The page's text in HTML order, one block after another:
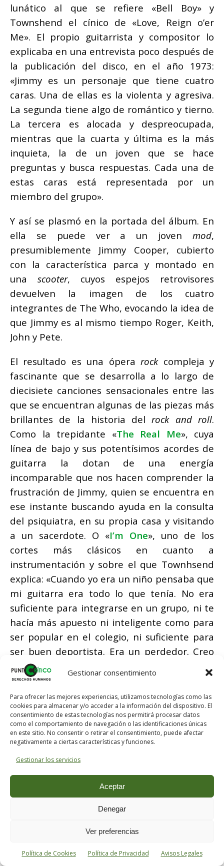
Gestionar consentimiento
Para ofrecer las mejores experiencias, utilizamos tecnologías como las
cookies para almacenar y/o acceder a la información del dispositivo. El
consentimiento de estas tecnologías nos permitirá procesar datos
como el comportamiento de navegación o las identificaciones únicas
en este sitio. No consentir o retirar el consentimiento, puede afectar
negativamente a ciertas características y funciones.
Gestionar los servicios
Aceptar
Denegar
Ver preferencias
Política de Cookies Política de Privacidad Avisos Legales
lunático al que se refiere «Bell Boy» y
Townshend el cínico de «Love, Reign o’er
Me». El propio guitarrista y compositor lo
explicaba en una entrevista poco después de
la publicación del disco, en el año 1973:
«Jimmy es un personaje que tiene cuatro
caras. Una de ellas es la violenta y agresiva.
La segunda tiene algo de romántico y tierno.
La tercera es alocada y despreocupada,
mientras que la cuarta y última es la más
inquieta, la de un joven que se hace
preguntas y busca respuestas. Cada una de
estas caras está representada por un
miembro del grupo».
Y así se plasmó en la portada del álbum. En
ella se puede ver a un joven mod,
presumiblemente Jimmy Cooper, cubierto
con la característica parca y montado en
una scooter, cuyos espejos retrovisores
devuelven la imagen de los cuatro
integrantes de The Who, evocando la idea de
que Jimmy es al mismo tiempo Roger, Keith,
John y Pete.
El resultado es una óperarock compleja y
fascinante que se desarrolla a lo largo de
diecisiete canciones sensacionales entre las
que se encuentran algunas de las piezas más
brillantes de la historia delrock and roll.
Como la trepidante «The Real Me», cuya
línea de bajo y sus potentísimos acordes de
guitarra la dotan de una energía
incomparable que nos hacen comprender la
frustración de Jimmy, quien se encuentra en
ese instante buscando ayuda en la consulta
del psiquiatra, en su propia casa y visitando
a un sacerdote. O «I’m One», uno de los
cortes más clásicos en cuanto a
instrumentación y sobre el que Townhsend
explica: «Cuando yo era un niño pensaba que
mi guitarra era todo lo que tenía. No era
suficiente para integrarse en un grupo, ni te
hacía más apuesto ni inteligente como para
ser popular en el colegio, ni suficiente para
ser buen deportista. Era un perdedor. Creo
que todos nos sentimos así en algún
momento. Sin embargo, ser un
daba
una sensación de pertenencia. Jimmy está
pensando que él, por lo menos, es unmod ».
O «5:15», sobre el viaje de Jimmy a Brighton y
en la que destaca la poderosa
«Love, Reign o’er Me», con la que se cierra el
disco y que cualquier músico desearía haber
firmado.
canción que se escucha es «I’ve Had Enough».
Como en el disco, Jimmy ha entrado en una